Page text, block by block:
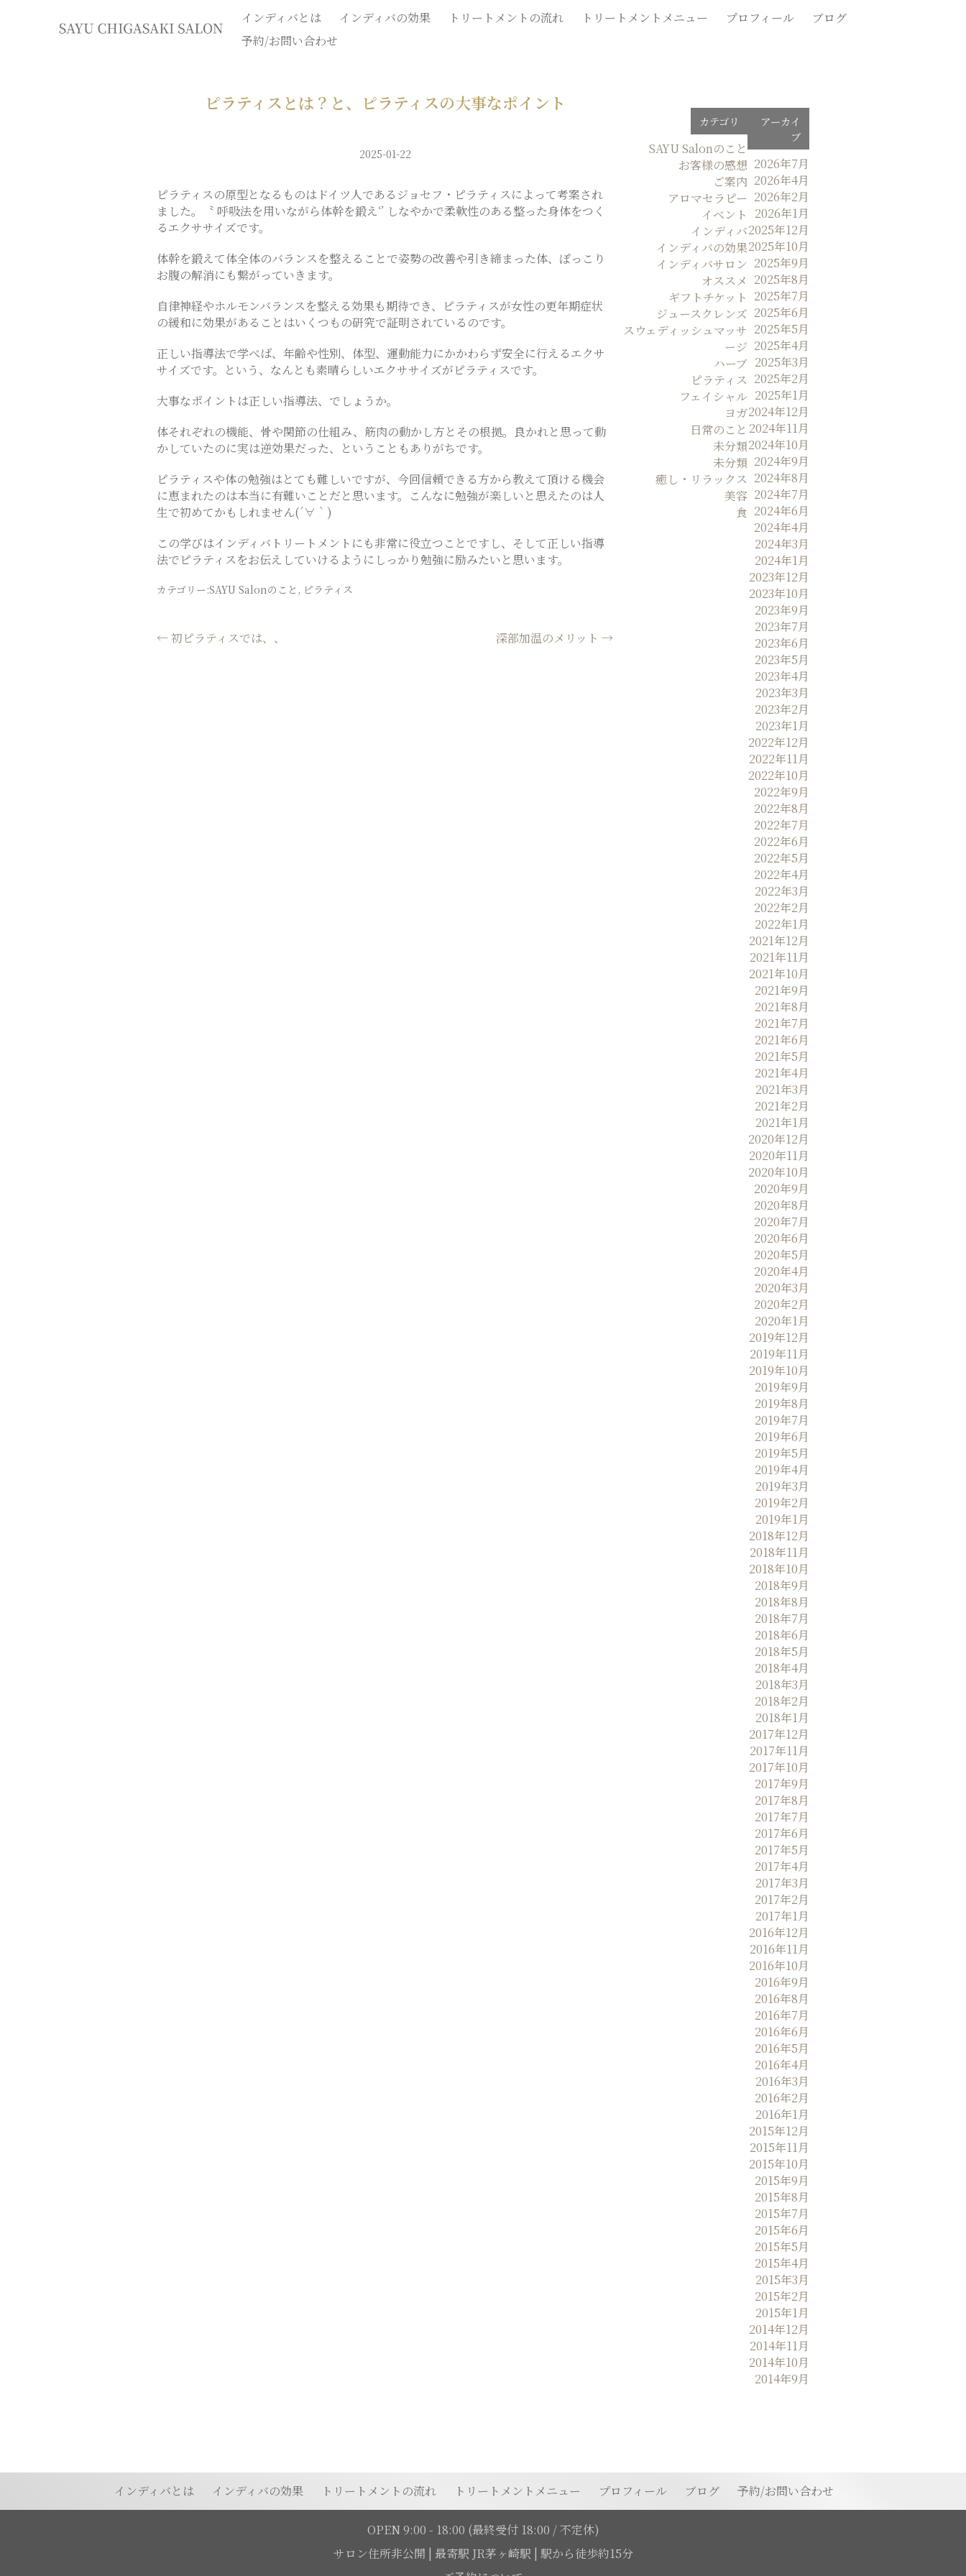
イ
CHIGASAKI
インディバとは インディバの効果 トリートメントの流れ トリートメントメニュー プロフィール
ブログ
予約/お問い合わせ
ピラティスとは？と、ピラティスの大事なポイント
2025-01-22
ピラティスの原型となるものはドイツ人であるジョセフ・ピラティスによって考案され
ました。〝 呼吸法を用いながら体幹を鍛え‘’ しなやかで柔軟性のある整った身体をつく
るエクササイズです。
体幹を鍛えて体全体のバランスを整えることで姿勢の改善や引き締まった体、ぽっこり
お腹の解消にも繋がっていきます。
自律神経やホルモンバランスを整える効果も期待でき、ピラティスが女性の更年期症状
の緩和に効果があることはいくつもの研究で証明されているのです。
正しい指導法で学べば、年齢や性別、体型、運動能力にかかわらず安全に行えるエクサ
サイズです。という、なんとも素晴らしいエクササイズがピラティスです。
大事なポイントは正しい指導法、でしょうか。
体それぞれの機能、骨や関節の仕組み、筋肉の動かし方とその根拠。良かれと思って動
かしていたのに実は逆効果だった、ということもありがちです。
ピラティスや体の勉強はとても難しいですが、今回信頼できる方から教えて頂ける機会
に恵まれたのは本当に有難いことだと思います。こんなに勉強が楽しいと思えたのは人
生で初めてかもしれません(´∀｀)
この学びはインディバトリートメントにも非常に役立つことですし、そして正しい指導
法でピラティスをお伝えしていけるようにしっかり勉強に励みたいと思います。
カテゴリー:SAYU Salonのこと , ピラティス
投
←初ピラティスでは、、 深部加温のメリット→
カテゴリ
SAYU Salonのこと
お客様の感想
ご案内
アロマセラピー
イベント
インディバ
インディバの効果
インディバサロン
オススメ
ギフトチケット
ジュースクレンズ
スウェディッシュマッサ
ージ
ハーブ
ピラティス
フェイシャル
ヨガ
日常のこと
未分類
未分類
癒し・リラックス
美容
食
アーカイ
ブ
2026年7月
2026年4月
2026年2月
2026年1月
2025年12月
2025年10月
2025年9月
2025年8月
2025年7月
2025年6月
2025年5月
2025年4月
2025年3月
2025年2月
2025年1月
2024年12月
2024年11月
2024年10月
2024年9月
2024年8月
2024年7月
2024年6月
2024年4月
2024年3月
2024年1月
2023年12月
2023年10月
2023年9月
2023年7月
2023年6月
2023年5月
2023年4月
2023年3月
2023年2月
2023年1月
2022年12月
2022年11月
2022年10月
2022年9月
2022年8月
2022年7月
2022年6月
2022年5月
2022年4月
2022年3月
2022年2月
2022年1月
2021年12月
2021年11月
2021年10月
2021年9月
2021年8月
2021年7月
2021年6月
2021年5月
2021年4月
2021年3月
2021年2月
2021年1月
2020年12月
2020年11月
2020年10月
2020年9月
2020年8月
2020年7月
2020年6月
2020年5月
2020年4月
2020年3月
2020年2月
2020年1月
2019年12月
2019年11月
2019年10月
2019年9月
2019年8月
2019年7月
2019年6月
2019年5月
2019年4月
2019年3月
2019年2月
2019年1月
2018年12月
2018年11月
2018年10月
2018年9月
2018年8月
2018年7月
2018年6月
2018年5月
2018年4月
2018年3月
2018年2月
2018年1月
2017年12月
2017年11月
2017年10月
2017年9月
2017年8月
2017年7月
2017年6月
2017年5月
2017年4月
2017年3月
2017年2月
2017年1月
2016年12月
2016年11月
2016年10月
2016年9月
2016年8月
2016年7月
2016年6月
2016年5月
2016年4月
2016年3月
2016年2月
2016年1月
2015年12月
2015年11月
2015年10月
2015年9月
2015年8月
2015年7月
2015年6月
2015年5月
2015年4月
2015年3月
2015年2月
2015年1月
2014年12月
2014年11月
2014年10月
2014年9月
インディバとは インディバの効果 トリートメントの流れ トリートメントメニュー プロフィール ブログ 予約/お問い合わせ
OPEN 9:00 - 18:00 (最終受付 18:00 / 不定休)
サロン住所非公開 | 最寄駅 JR茅ヶ崎駅 | 駅から徒歩約15分